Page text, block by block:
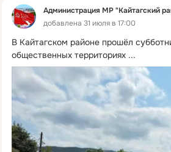
Администрация МР "Кайтагский
добавлена 31 июля в 17:00
В Кайтагском районе прошёл
общественных территориях ...